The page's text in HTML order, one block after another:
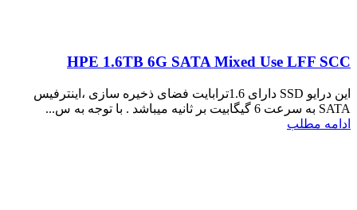
HPE 1.6TB 6G SATA Mixed Use LFF SCC
این درایو SSD دارای 1.6ترابایت فضای ذخیره سازی ،اینترفیس
SATA به سرعت 6 گیگابیت بر ثانیه میباشد . با توجه به س...
ادامه مطلب